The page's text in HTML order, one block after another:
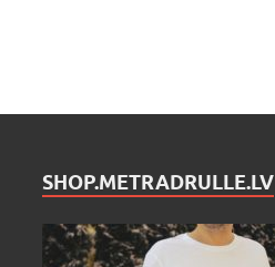
SHOP.METRADRULLE.LV